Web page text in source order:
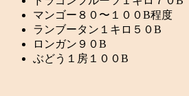
マンゴー８０〜１００B程度
ランブータン１キロ５０B
ロンガン９０B
ぶどう１房１００B